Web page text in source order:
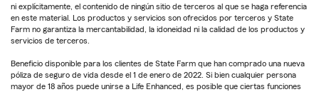
ni explícitamente, el contenido de ningún sitio de terceros al que se haga referencia
en este material. Los productos y servicios son ofrecidos por terceros y State
Farm no garantiza la mercantabilidad, la idoneidad ni la calidad de los productos y
servicios de terceros.
Beneficio disponible para los clientes de State Farm que han comprado una nueva
póliza de seguro de vida desde el 1 de enero de 2022. Si bien cualquier persona
mayor de 18 años puede unirse a Life Enhanced, es posible que ciertas funciones